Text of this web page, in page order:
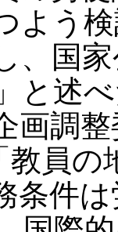
よう
、国
と述
調整
員の
条件